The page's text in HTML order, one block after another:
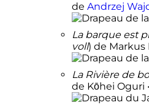
de Andrzej
La barque est
voll) de Markus
La Rivière de
de Kōhei Oguri •